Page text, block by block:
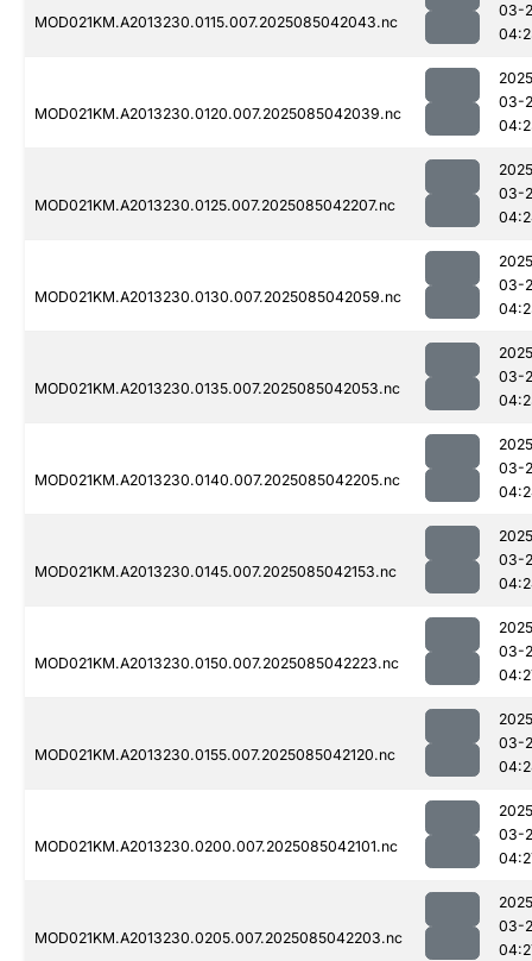
MOD021KM.A2013230.0115.007.2025085042043.nc
03-
MOD021KM.A2013230.0120.007.2025085042039.nc
03-
MOD021KM.A2013230.0125.007.2025085042207.nc
03-
MOD021KM.A2013230.0130.007.2025085042059.nc
03-
MOD021KM.A2013230.0135.007.2025085042053.nc
03-
MOD021KM.A2013230.0140.007.2025085042205.nc
03-
MOD021KM.A2013230.0145.007.2025085042153.nc
03-
MOD021KM.A2013230.0150.007.2025085042223.nc
03-
MOD021KM.A2013230.0155.007.2025085042120.nc
03-
MOD021KM.A2013230.0200.007.2025085042101.nc
03-
MOD021KM.A2013230.0205.007.2025085042203.nc
03-